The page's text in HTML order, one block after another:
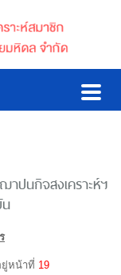
าปนกิจสงเคราะห์ฯ
หน้าที่ 19